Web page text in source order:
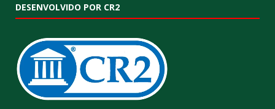
DESENVOLVIDO POR CR2